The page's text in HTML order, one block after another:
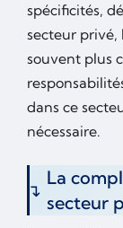
spécificités,
secteur privé,
souvent plus
dans ce
nécessaire.
La
secteur